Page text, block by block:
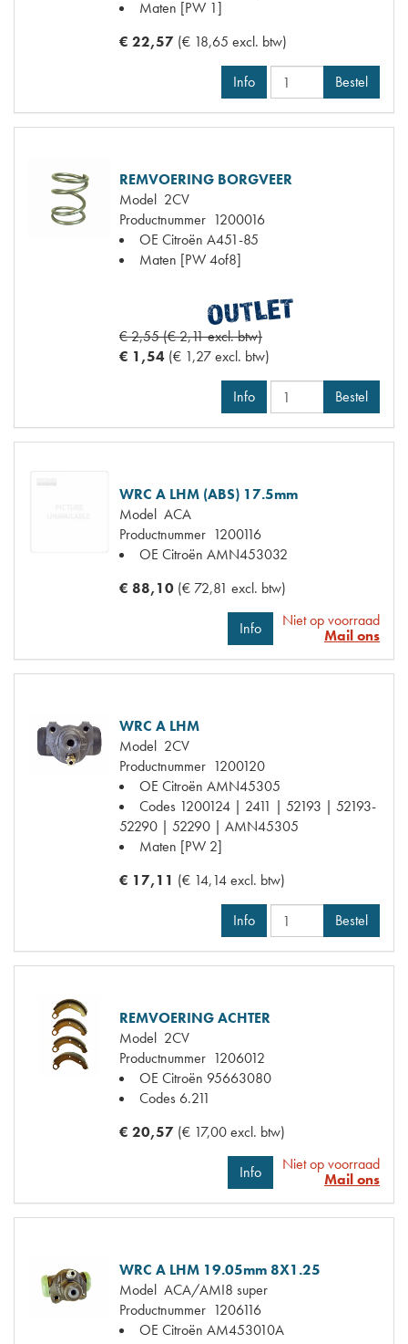
Maten [PW 1]
€ 22,57 (€ 18,65 excl. btw)
Info Bestel
REMVOERING BORGVEER
Model 2CV
Productnummer 1200016
OE Citroën A451-85
Maten [PW 4of8]
€ 2,55 (€ 2,11 excl. btw)
€ 1,54 (€ 1,27 excl. btw)
Info Bestel
WRC A LHM (ABS) 17.5mm
Model ACA
Productnummer 1200116
OE Citroën AMN453032
€ 88,10 (€ 72,81 excl. btw)
Info
Niet op voorraad
Mail ons
WRC A LHM
Model 2CV
Productnummer 1200120
OE Citroën AMN45305
Codes 1200124 | 2411 | 52193 | 52193-
52290 | 52290 | AMN45305
Maten [PW 2]
€ 17,11 (€ 14,14 excl. btw)
Info Bestel
REMVOERING ACHTER
Model 2CV
Productnummer 1206012
OE Citroën 95663080
Codes 6.211
€ 20,57 (€ 17,00 excl. btw)
Info
Niet op voorraad
Mail ons
WRC A LHM 19.05mm 8X1.25
Model ACA/AMI8 super
Productnummer 1206116
OE Citroën AM453010A